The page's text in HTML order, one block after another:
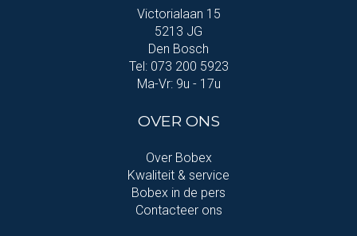
Victorialaan 15
5213 JG
Den Bosch
Tel: 073 200 5923
Ma-Vr: 9u - 17u
OVER ONS
Over Bobex
Kwaliteit & service
Bobex in de pers
Contacteer ons